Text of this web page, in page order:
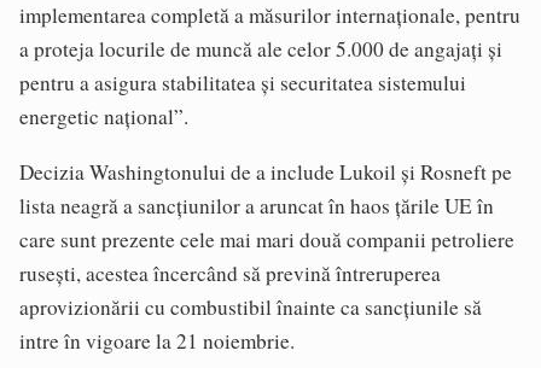
implementarea completă a măsurilor internaţionale, pentru
a proteja locurile de muncă ale celor 5.000 de angajaţi şi
pentru a asigura stabilitatea şi securitatea sistemului
energetic naţional”.
Decizia Washingtonului de a include Lukoil şi Rosneft pe
lista neagră a sancţiunilor a aruncat în haos ţările UE în
care sunt prezente cele mai mari două companii petroliere
ruseşti, acestea încercând să prevină întreruperea
aprovizionării cu combustibil înainte ca sancţiunile să
intre în vigoare la 21 noiembrie.